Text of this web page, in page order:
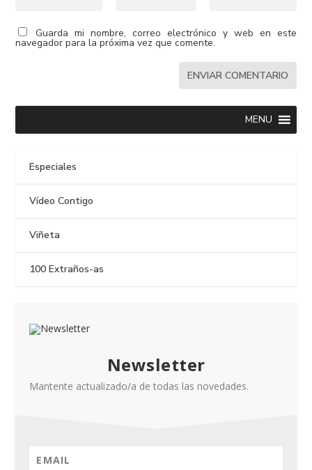
Guarda mi nombre, correo electrónico y web en este
navegador para la próxima vez que comente.
MENU
Especiales
Vídeo Contigo
Viñeta
100 Extraños-as
Newsletter
Mantente actualizado/a de todas las novedades.